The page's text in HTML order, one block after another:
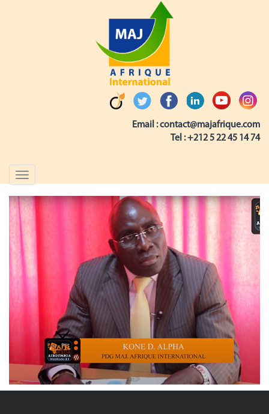
Email :contact@majafrique.com
Tel :+212 5 22 45 14 74
Toggle
navigation